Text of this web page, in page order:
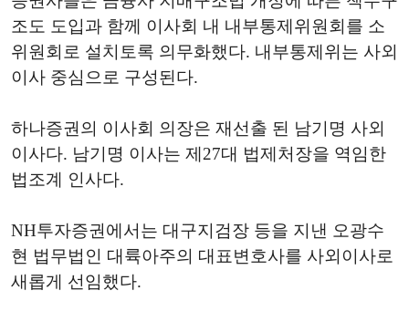
조도 도입과 함께 이사회 내 내부통제위원회를 소
위원회로 설치토록 의무화했다. 내부통제위는 사외
이사 중심으로 구성된다.
하나증권의 이사회 의장은 재선출 된 남기명 사외
이사다. 남기명 이사는 제27대 법제처장을 역임한
법조계 인사다.
NH투자증권에서는 대구지검장 등을 지낸 오광수
현 법무법인 대륙아주의 대표변호사를 사외이사로
새롭게 선임했다.